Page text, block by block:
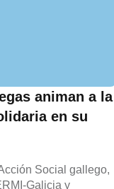
animan a la
en su
Social gallego,
Galicia y